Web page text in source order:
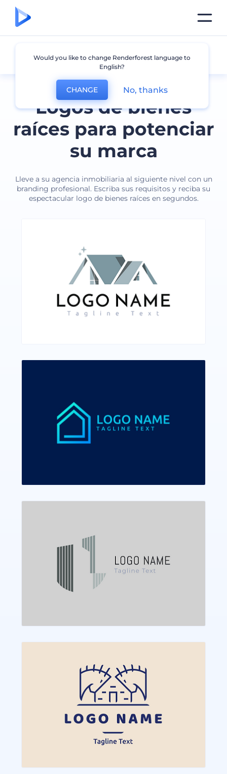
Logos de bienes
raíces para potenciar
su marca
Lleve a su agencia inmobiliaria al siguiente nivel con un
branding profesional. Escriba sus requisitos y reciba su
espectacular logo de bienes raíces en segundos.
Bienes Raíces
Would you like to change Renderforest language to
English?
CHANGE No, thanks